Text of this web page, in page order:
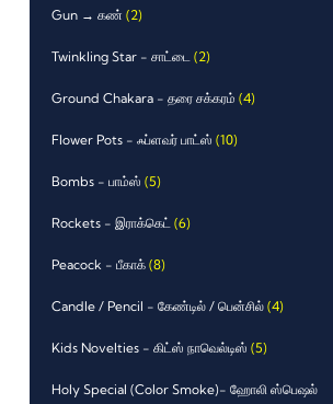
Gun → கண் (2)
Twinkling Star - சாட்டை (2)
Ground Chakara - தரை சக்கரம் (4)
Flower Pots - ஃப்ளவர் பாட்ஸ் (10)
Bombs - பாம்ஸ் (5)
Rockets - இராக்கெட் (6)
Peacock - பீகாக் (8)
Candle / Pencil - கேண்டில் / பென்சில் (4)
Kids Novelties - கிட்ஸ் நாவெல்டிஸ் (5)
Holy Special (Color Smoke)- ஹோலி ஸ்பெஷல்